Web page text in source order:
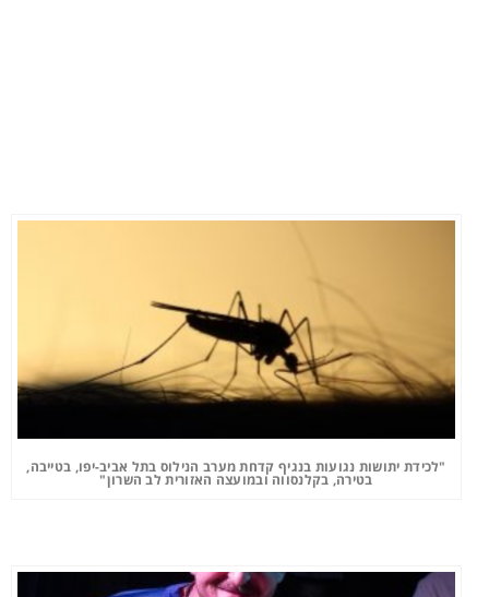
"לכידת יתושות נגועות בנגיף קדחת מערב הנילוס בתל אביב-יפו, בטייבה,
בטירה, בקלנסווה ובמועצה האזורית לב השרון"